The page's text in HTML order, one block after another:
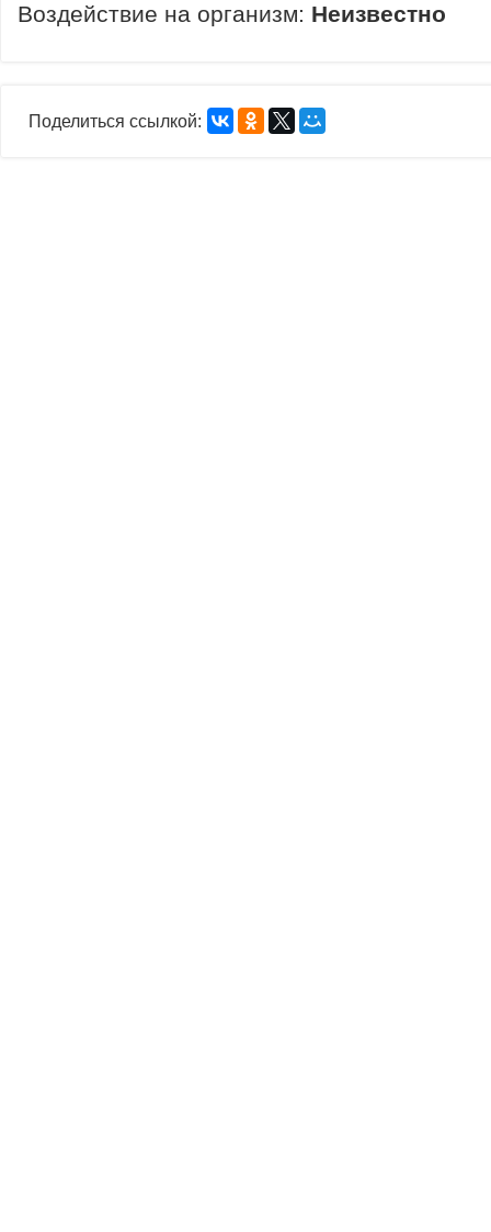
Воздействие на организм: Неизвестно
Поделиться ссылкой: